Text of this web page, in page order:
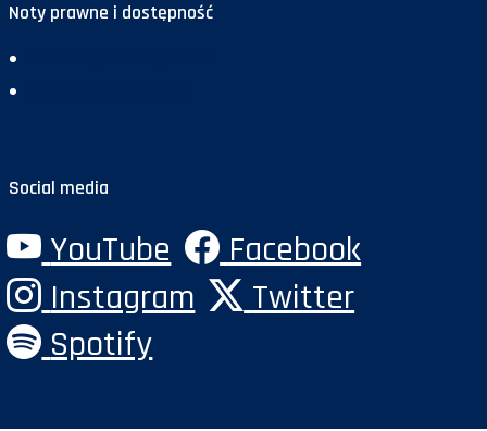
Noty prawne i dostępność
Social media
YouTube
Facebook
Instagram
Twitter
Spotify